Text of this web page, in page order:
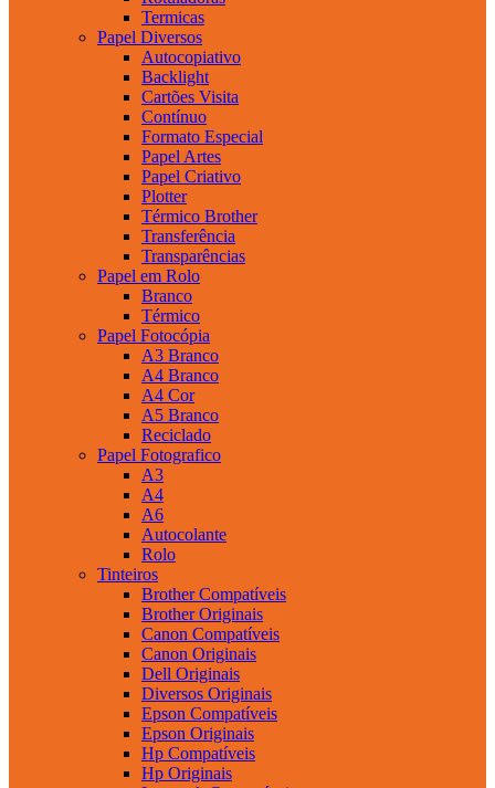
Termicas
Papel Diversos
Autocopiativo
Backlight
Cartões Visita
Contínuo
Formato Especial
Papel Artes
Papel Criativo
Plotter
Térmico Brother
Transferência
Transparências
Papel em Rolo
Branco
Térmico
Papel Fotocópia
A3 Branco
A4 Branco
A4 Cor
A5 Branco
Reciclado
Papel Fotografico
A3
A4
A6
Autocolante
Rolo
Tinteiros
Brother Compatíveis
Brother Originais
Canon Compatíveis
Canon Originais
Dell Originais
Diversos Originais
Epson Compatíveis
Epson Originais
Hp Compatíveis
Hp Originais